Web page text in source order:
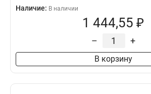
Наличие: В наличии
1 444,55 ₽
– +
В корзину